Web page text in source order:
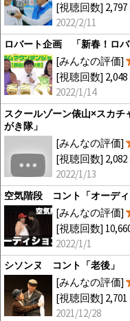
[視聴回数] 2,797
2022/2/11
ロバート企画 「新春！ロバ
[みんなの評価]
[視聴回数] 2,048
2022/1/14
スクールゾーン俵山×スカ
がき隊」
[みんなの評価]
[視聴回数] 2,082
2022/1/13
空気階段 コント「オーディ
[みんなの評価]
[視聴回数]
2022/1/1
シソンヌ コント「老後」
[みんなの評価]
[視聴回数] 2,701
2021/12/28